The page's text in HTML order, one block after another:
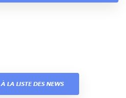
LA LISTE DES NEWS